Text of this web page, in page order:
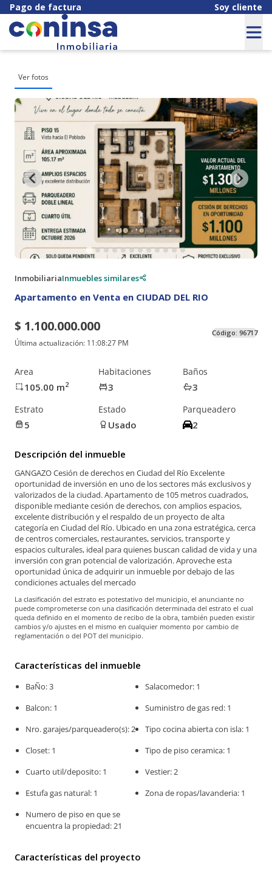
Pago de factura Soy cliente
Ver fotos
InmobiliariaInmuebles similares
Apartamento en Venta en CIUDAD DEL RIO
$ 1.100.000.000
Última actualización: 11:08:27 PM
Código: 96717
Area
105.00 m2
Habitaciones
3
Baños
3
Estrato
5
Estado
Usado
Parqueadero
2
Descripción del inmueble
GANGAZO Cesión de derechos en Ciudad del Río Excelente
oportunidad de inversión en uno de los sectores más exclusivos y
valorizados de la ciudad. Apartamento de 105 metros cuadrados,
disponible mediante cesión de derechos, con amplios espacios,
excelente distribución y el respaldo de un proyecto de alta
categoría en Ciudad del Río. Ubicado en una zona estratégica, cerca
de centros comerciales, restaurantes, servicios, transporte y
espacios culturales, ideal para quienes buscan calidad de vida y una
inversión con gran potencial de valorización. Aproveche esta
oportunidad única de adquirir un inmueble por debajo de las
condiciones actuales del mercado
La clasificación del estrato es potestativo del municipio, el anunciante no
puede comprometerse con una clasificación determinada del estrato el cual
queda definido en el momento de recibo de la obra, también pueden existir
cambios y/o ajustes en el mismo en cualquier momento por cambio de
reglamentación o del POT del municipio.
Características del inmueble
BaÑo: 3
Balcon: 1
Nro. garajes/parqueadero(s): 2
Closet: 1
Cuarto util/deposito: 1
Estufa gas natural: 1
Numero de piso en que se
encuentra la propiedad: 21
Salacomedor: 1
Suministro de gas red: 1
Tipo cocina abierta con isla: 1
Tipo de piso ceramica: 1
Vestier: 2
Zona de ropas/lavanderia: 1
Características del proyecto